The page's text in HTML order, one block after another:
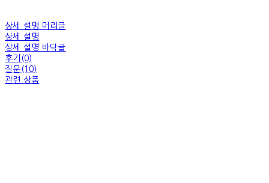
상세 설명 머리글
상세 설명
상세 설명 바닥글
후기(0)
질문(10)
관련 상품